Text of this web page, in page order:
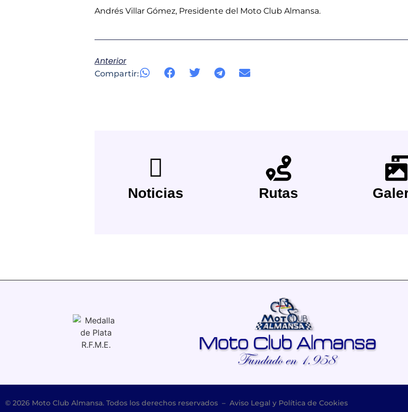
Andrés Villar Gómez, Presidente del Moto Club Almansa.
Anterior
Compartir:
Noticias Rutas
© 2026 Moto Club Almansa. Todos los derechos reservados – Aviso Legal y Política de Cookies